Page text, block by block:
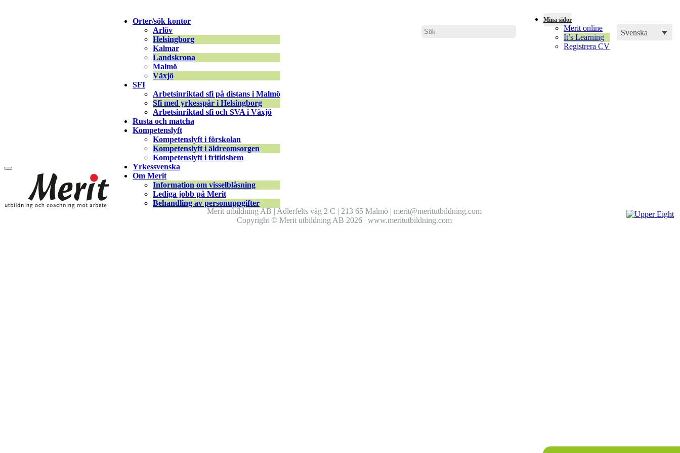
Mina sidor
Merit online
It’s Learning
Registrera CV
Svenska
Orter/sök kontor
Arlöv
Helsingborg
Kalmar
Landskrona
Malmö
Växjö
SFI
Arbetsinriktad sfi på distans i Malmö
Sfi med yrkesspår i Helsingborg
Arbetsinriktad sfi och SVA i Växjö
Rusta och matcha
Kompetenslyft
Kompetenslyft i förskolan
Kompetenslyft i äldreomsorgen
Kompetenslyft i fritidshem
Yrkessvenska
Om Merit
Information om visselblåsning
Lediga jobb på Merit
Behandling av personuppgifter
380886447_258682090475715_6585594366106973143_n |
Merit utbildning AB | Adlerfelts väg 2 C | 213 65 Malmö | merit@meritutbildning.com
Copyright © Merit utbildning AB 2026 | www.meritutbildning.com